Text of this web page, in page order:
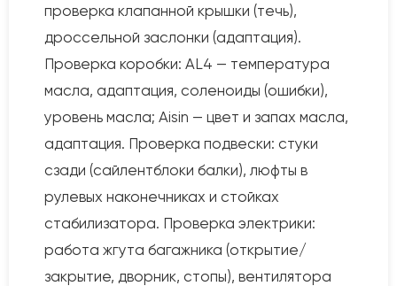
проверка клапанной крышки (течь),
дроссельной заслонки (адаптация).
Проверка коробки: AL4 — температура
масла, адаптация, соленоиды (ошибки),
уровень масла; Aisin — цвет и запах масла,
адаптация. Проверка подвески: стуки
сзади (сайлентблоки балки), люфты в
рулевых наконечниках и стойках
стабилизатора. Проверка электрики:
работа жгута багажника (открытие/
закрытие, дворник, стопы), вентилятора